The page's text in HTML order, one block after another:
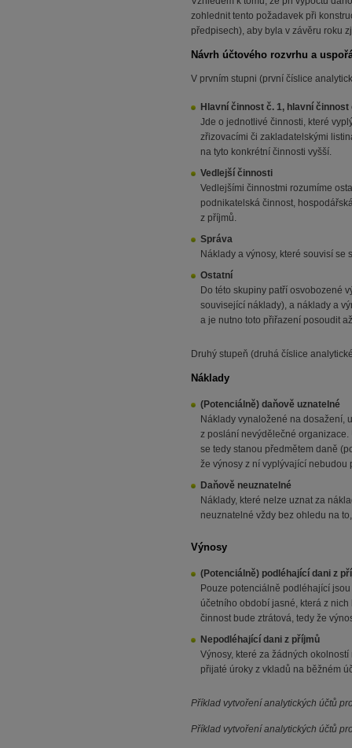
zohlednit tento požadavek při
předpisech), aby byla v závěru roku
Návrh účtového rozvrhu a
V prvním stupni (první číslice
Hlavní činnost č. 1, hlavní
Jde o jednotlivé činnosti, které
zřizovacími či zakladatelskými
na tyto konkrétní činnosti vyšší.
Vedlejší činnosti
Vedlejšími činnostmi rozumíme
podnikatelská činnost,
z příjmů.
Správa
Náklady a výnosy, které souvisí
Ostatní
Do této skupiny patří osvobozené
související náklady), a náklady a
a je nutno toto přiřazení posoudit
Druhý stupeň (druhá číslice
Náklady
(Potenciálně) daňově uznatelné
Náklady vynaložené na dosažení,
z poslání nevýdělečné
se tedy stanou předmětem daně
že výnosy z ní vyplývající
Daňově neuznatelné
Náklady, které nelze uznat za
neuznatelné vždy bez ohledu na
Výnosy
(Potenciálně) podléhající dani z
Pouze potenciálně podléhající
účetního období jasné, která z
činnost bude ztrátová, tedy že
Nepodléhající dani z příjmů
Výnosy, které za žádných
přijaté úroky z vkladů na běžném
Příklad vytvoření analytických účtů
Příklad vytvoření analytických účtů